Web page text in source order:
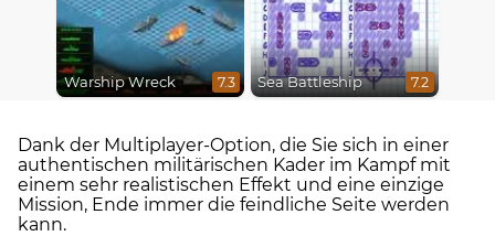
Warship Wreck 7.3 Sea Battleship 7.2
Dank der Multiplayer-Option, die Sie sich in einer
authentischen militärischen Kader im Kampf mit
einem sehr realistischen Effekt und eine einzige
Mission, Ende immer die feindliche Seite werden
kann.